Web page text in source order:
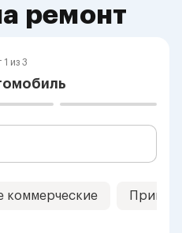
ремонт
1 из 3
коммерческие